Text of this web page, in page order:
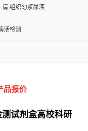
清 组织匀浆尿液
活检测
品报价
试剂盒高校科研